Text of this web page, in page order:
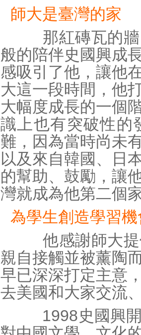
師大是臺灣的家
那紅磚瓦的牆
般的陪伴史國興成
感吸引了他，讓他
大這一段時間，他
大幅度成長的一個
識上也有突破性的
難，因為當時尚未
以及來自韓國、日
的幫助、鼓勵，讓
灣就成為他第二個
為學生創造學習機
他感謝師大提
親自接觸並被薰陶
早已深深打定主意
去美國和大家交流
1998史國興開